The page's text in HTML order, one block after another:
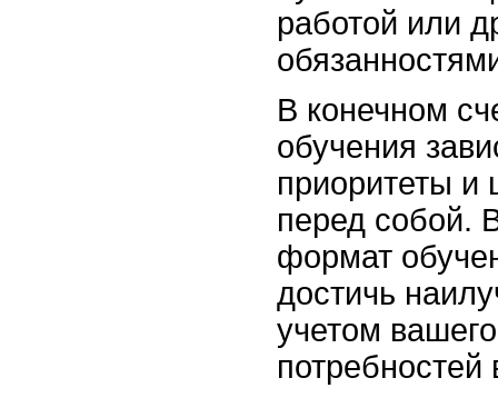
работой или
В конечном
обучения
приоритеты и
перед собой.
формат
достичь
учетом
потребностей